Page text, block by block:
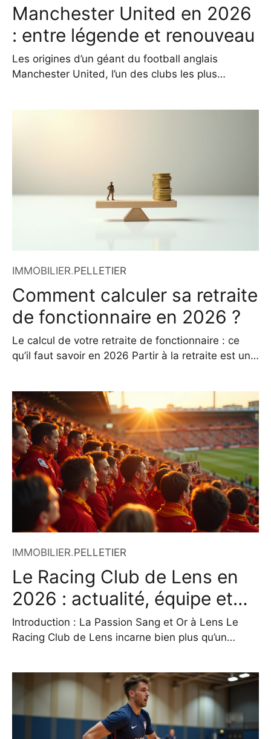
Manchester United en 2026
: entre légende et renouveau
Les origines d’un géant du football anglais
Manchester United, l’un des clubs les plus
IMMOBILIER.PELLETIER
Comment calculer sa retraite
de fonctionnaire en 2026 ?
Le calcul de votre retraite de fonctionnaire : ce
qu’il faut savoir en 2026 Partir à la retraite est une
nécessaire une compréhension précise des
mécanismes qui déterminent le montant de votre
pension. Contrairement aux idées reçues, ce
calcul
IMMOBILIER.PELLETIER
Le Racing Club de Lens en
2026 : actualité, équipe et
ambitions
Introduction : La Passion Sang et Or à Lens Le
Racing Club de Lens incarne bien plus qu’un
minier du Nord-Pas-de-Calais. Ancré dans une
histoire marquée par les réalités sociales et
économiques de la